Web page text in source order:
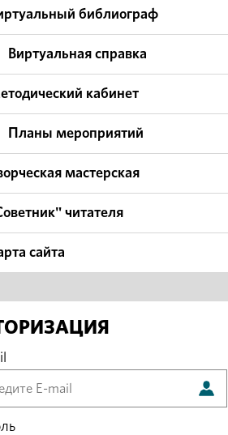
библиограф
Виртуальная справка
кабинет
Планы мероприятий
мастерская
читателя
сайта